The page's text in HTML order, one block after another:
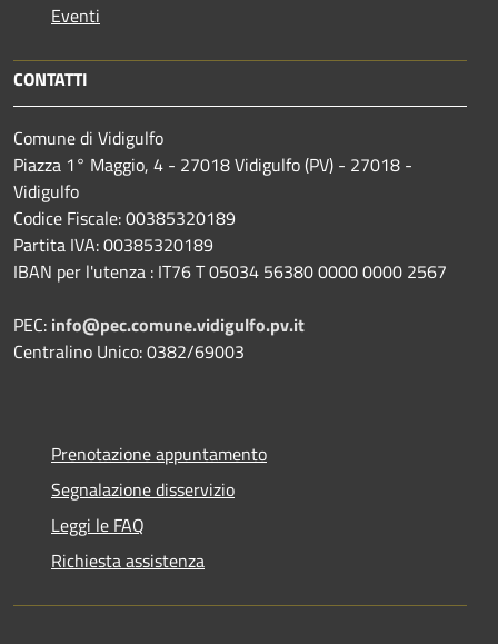
Eventi
CONTATTI
Comune di Vidigulfo
Piazza 1° Maggio, 4 - 27018 Vidigulfo (PV) - 27018 -
Vidigulfo
Codice Fiscale: 00385320189
Partita IVA: 00385320189
IBAN per l'utenza : IT76 T 05034 56380 0000 0000 2567
PEC: info@pec.comune.vidigulfo.pv.it
Centralino Unico: 0382/69003
Prenotazione appuntamento
Segnalazione disservizio
Leggi le FAQ
Richiesta assistenza